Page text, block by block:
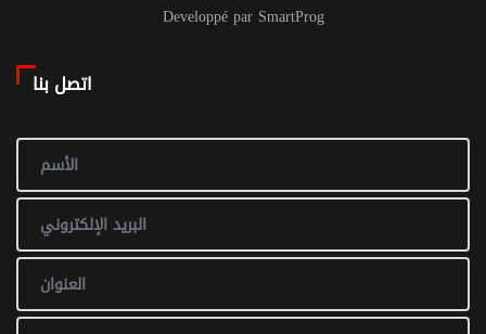
Developpé par SmartProg
اتصل بنا